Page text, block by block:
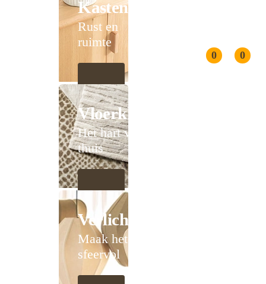
0 0
Kasten
Rust en
ruimte
Vloerkleden
Het hart van
thuis
Verlichting
Maak het
sfeervol